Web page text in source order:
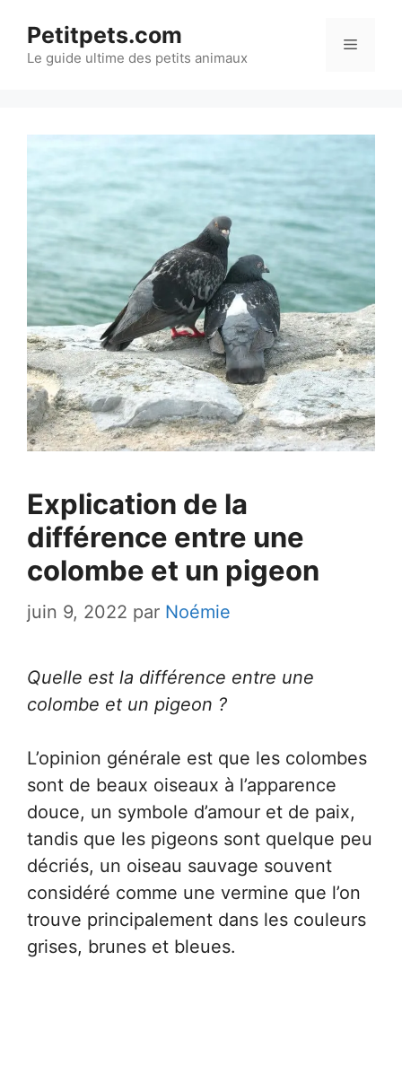
contenu
Petitpets.com
Le guide ultime des petits animaux
Menu
Explication de la
différence entre une
colombe et un pigeon
juin 9, 2022 par Noémie
Quelle est la différence entre une
colombe et un pigeon ?
L’opinion générale est que les colombes
sont de beaux oiseaux à l’apparence
douce, un symbole d’amour et de paix,
tandis que les pigeons sont quelque peu
décriés, un oiseau sauvage souvent
considéré comme une vermine que l’on
trouve principalement dans les couleurs
grises, brunes et bleues.